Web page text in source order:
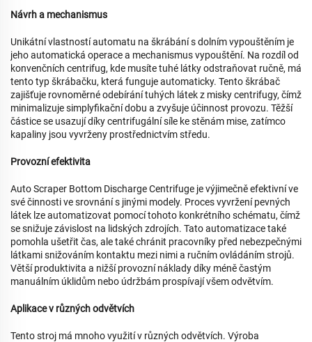
Návrh a mechanismus
Unikátní vlastností automatu na škrábání s dolním vypouštěním je
jeho automatická operace a mechanismus vypouštění. Na rozdíl od
konvenčních centrifug, kde musíte tuhé látky odstraňovat ručně, má
tento typ škrábačku, která funguje automaticky. Tento škrábač
zajišťuje rovnoměrné odebírání tuhých látek z misky centrifugy, čímž
minimalizuje simplyfikační dobu a zvyšuje účinnost provozu. Těžší
částice se usazují díky centrifugální síle ke stěnám mise, zatímco
kapaliny jsou vyvrženy prostřednictvím středu.
Provozní efektivita
Auto Scraper Bottom Discharge Centrifuge je výjimečně efektivní ve
své činnosti ve srovnání s jinými modely. Proces vyvržení pevných
látek lze automatizovat pomocí tohoto konkrétního schématu, čímž
se snižuje závislost na lidských zdrojích. Tato automatizace také
pomohla ušetřit čas, ale také chránit pracovníky před nebezpečnými
látkami snižováním kontaktu mezi nimi a ručním ovládáním strojů.
Větší produktivita a nižší provozní náklady díky méně častým
manuálním úklidům nebo údržbám prospívají všem odvětvím.
Aplikace v různých odvětvích
Tento stroj má mnoho využití v různých odvětvích. Výroba